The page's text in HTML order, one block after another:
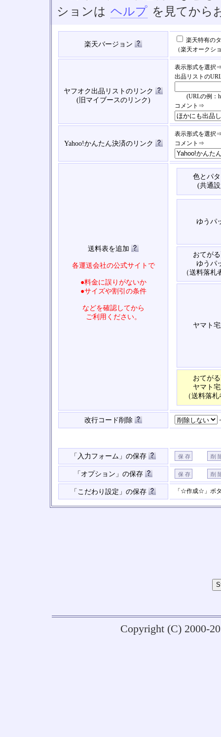
ションは ヘルプ を見てから
楽天バージョン
楽天特有の
（楽天オークシ
ヤフオク出品リストのリンク
(旧マイブースのリンク)
表示形式を選択
出品リストの
(URLの例：
コメント⇒
Yahoo!かんたん決済のリンク
表示形式を選択
コメント⇒
送料表を追加
各運送会社の公式サイトで
●料金に誤りがないか
●サイズや割引の条件
などを確認してから
ご利用ください。
色とパ
(共通
ゆうパ
おてが
ゆうパ
（送料落札
ヤマト
おてが
ヤマト
（送料落
改行コード削除
「入力フォーム」の保存
「オプション」の保存
「こだわり設定」の保存 「☆作成☆」ボ
Copyright (C) 2000-